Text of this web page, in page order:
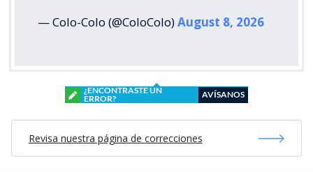
— Colo-Colo (@ColoColo)August 8, 2026
¿ENCONTRASTE UN
ERROR?
AVÍSANOS
Revisa nuestra página de correcciones